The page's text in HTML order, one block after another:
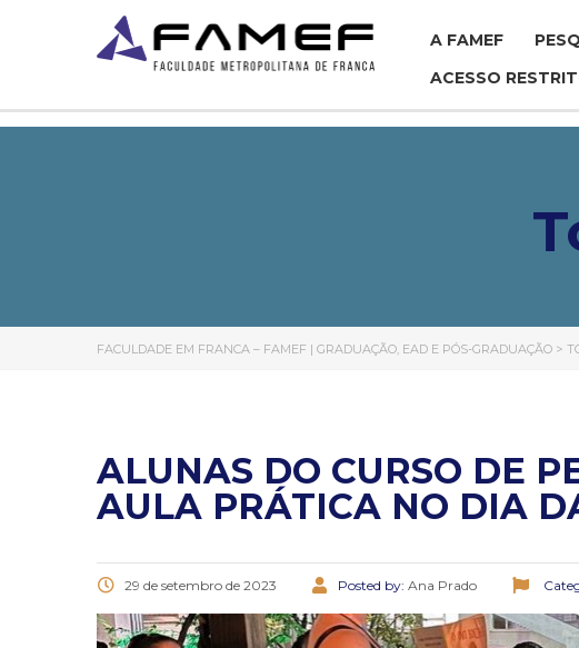
A FAMEF
ACESSO
FACULDADE EM FRANCA – FAMEF | GRADUAÇÃO, EAD E PÓS-GRADUAÇÃO >
ALUNAS DO CURSO DE
AULA PRÁTICA NO DIA
29 de setembro de 2023 Posted by: Ana Prado